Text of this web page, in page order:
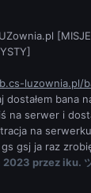
luzownia.pl/
dostałem bana
na serwer i
na
gsj ja raz
2023 przez iku.